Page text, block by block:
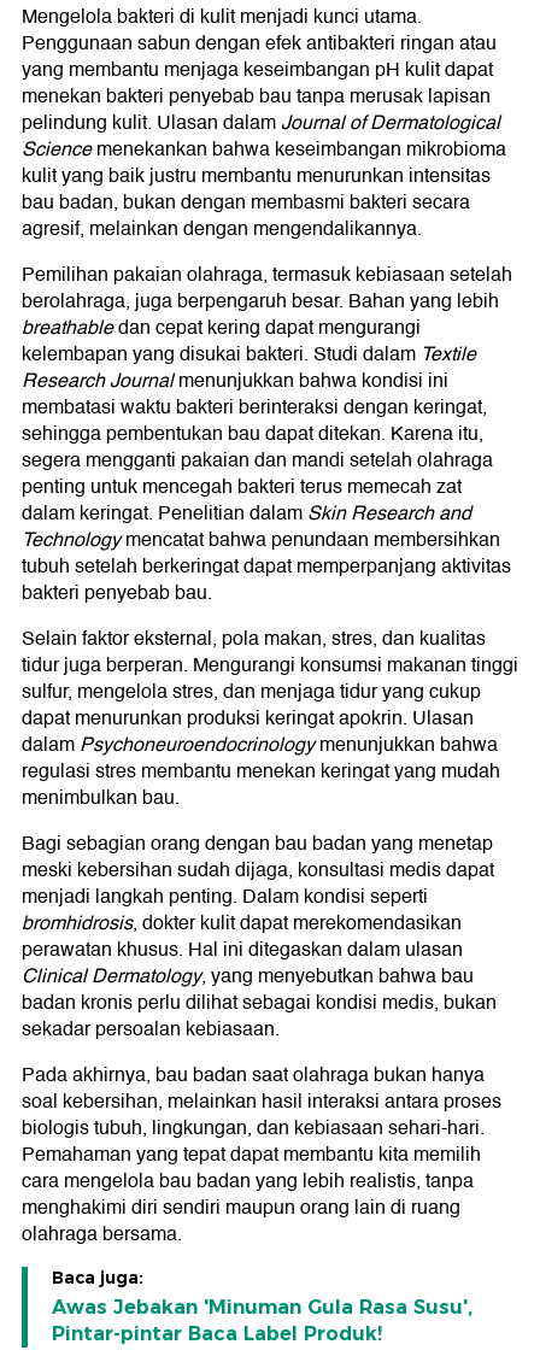
Mengelola bakteri di kulit menjadi kunci utama.
Penggunaan sabun dengan efek antibakteri ringan atau
yang membantu menjaga keseimbangan pH kulit dapat
menekan bakteri penyebab bau tanpa merusak lapisan
pelindung kulit. Ulasan dalamJournal of Dermatological
Sciencemenekankan bahwa keseimbangan mikrobioma
kulit yang baik justru membantu menurunkan intensitas
bau badan, bukan dengan membasmi bakteri secara
agresif, melainkan dengan mengendalikannya.
Pemilihan pakaian olahraga, termasuk kebiasaan setelah
berolahraga, juga berpengaruh besar. Bahan yang lebih
breathabledan cepat kering dapat mengurangi
kelembapan yang disukai bakteri. Studi dalam Textile
Research Journalmenunjukkan bahwa kondisi ini
membatasi waktu bakteri berinteraksi dengan keringat,
sehingga pembentukan bau dapat ditekan. Karena itu,
segera mengganti pakaian dan mandi setelah olahraga
penting untuk mencegah bakteri terus memecah zat
dalam keringat. Penelitian dalamSkin Research and
Technologymencatat bahwa penundaan membersihkan
tubuh setelah berkeringat dapat memperpanjang aktivitas
bakteri penyebab bau.
Selain faktor eksternal, pola makan, stres, dan kualitas
tidur juga berperan. Mengurangi konsumsi makanan tinggi
sulfur, mengelola stres, dan menjaga tidur yang cukup
dapat menurunkan produksi keringat apokrin. Ulasan
dalamPsychoneuroendocrinologymenunjukkan bahwa
regulasi stres membantu menekan keringat yang mudah
menimbulkan bau.
Bagi sebagian orang dengan bau badan yang menetap
meski kebersihan sudah dijaga, konsultasi medis dapat
menjadi langkah penting. Dalam kondisi seperti
bromhidrosis, dokter kulit dapat merekomendasikan
perawatan khusus. Hal ini ditegaskan dalam ulasan
Clinical Dermatology, yang menyebutkan bahwa bau
badan kronis perlu dilihat sebagai kondisi medis, bukan
sekadar persoalan kebiasaan.
Pada akhirnya, bau badan saat olahraga bukan hanya
soal kebersihan, melainkan hasil interaksi antara proses
biologis tubuh, lingkungan, dan kebiasaan sehari-hari.
Pemahaman yang tepat dapat membantu kita memilih
cara mengelola bau badan yang lebih realistis, tanpa
menghakimi diri sendiri maupun orang lain di ruang
olahraga bersama.
Baca juga:
Awas Jebakan 'Minuman Gula Rasa Susu',
Pintar-pintar Baca Label Produk!